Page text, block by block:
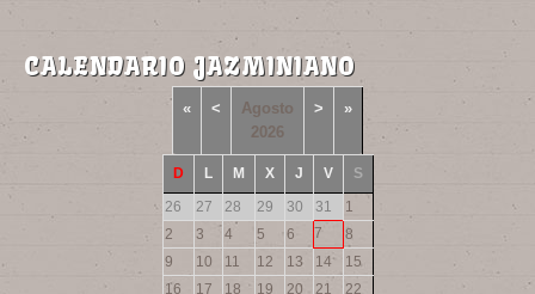
CALENDARIO JAZMINIANO
« <
Agosto
2026
> »
D L M X J V
S
26
27 28 29 30 31
1
2
3 4 5 6 7
8
9
10 11 12 13 14
15
16
17 18 19 20 21
22